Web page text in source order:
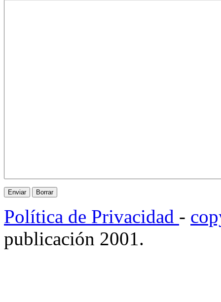
Política de Privacidad -
publicación 2001.